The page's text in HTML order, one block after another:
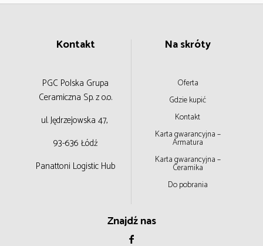
Kontakt
PGC Polska Grupa
Ceramiczna Sp. z o.o.
ul. Jędrzejowska 47,
93-636 Łódź
Panattoni Logistic Hub
Na skróty
Oferta
Gdzie kupić
Kontakt
Karta gwarancyjna –
Armatura
Karta gwarancyjna –
Ceramika
Do pobrania
Znajdź nas